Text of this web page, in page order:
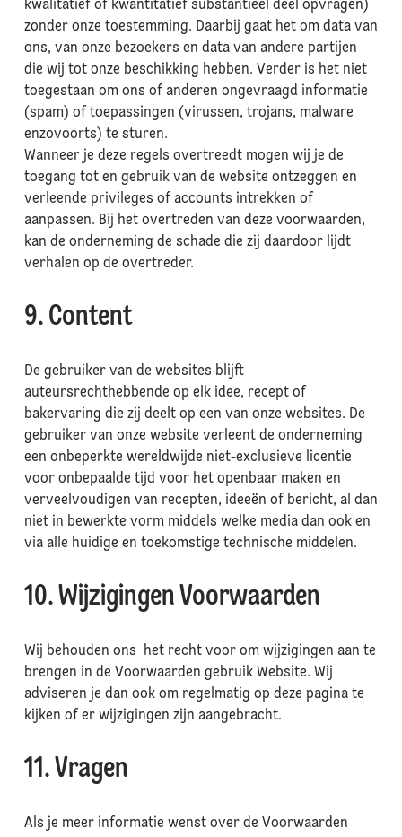
kwalitatief of kwantitatief substantieel deel opvragen)
zonder onze toestemming. Daarbij gaat het om data van
ons, van onze bezoekers en data van andere partijen
die wij tot onze beschikking hebben. Verder is het niet
toegestaan om ons of anderen ongevraagd informatie
(spam) of toepassingen (virussen, trojans, malware
enzovoorts) te sturen.
Wanneer je deze regels overtreedt mogen wij je de
toegang tot en gebruik van de website ontzeggen en
verleende privileges of accounts intrekken of
aanpassen. Bij het overtreden van deze voorwaarden,
kan de onderneming de schade die zij daardoor lijdt
verhalen op de overtreder.
9. Content
De gebruiker van de websites blijft
auteursrechthebbende op elk idee, recept of
bakervaring die zij deelt op een van onze websites. De
gebruiker van onze website verleent de onderneming
een onbeperkte wereldwijde niet-exclusieve licentie
voor onbepaalde tijd voor het openbaar maken en
verveelvoudigen van recepten, ideeën of bericht, al dan
niet in bewerkte vorm middels welke media dan ook en
via alle huidige en toekomstige technische middelen.
10. Wijzigingen Voorwaarden
Wij behouden ons het recht voor om wijzigingen aan te
brengen in de Voorwaarden gebruik Website. Wij
adviseren je dan ook om regelmatig op deze pagina te
kijken of er wijzigingen zijn aangebracht.
11. Vragen
Als je meer informatie wenst over de Voorwaarden